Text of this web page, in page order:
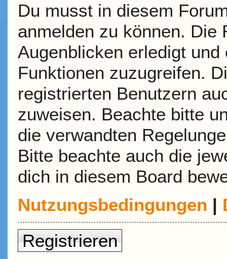
Du musst in diesem
anmelden zu können. Die
Augenblicken erledigt
Funktionen zuzugreifen.
registrierten Benutzern
zuweisen. Beachte bitte
die verwandten
Bitte beachte auch die
dich in diesem Board
Nutzungsbedingungen |
Registrieren